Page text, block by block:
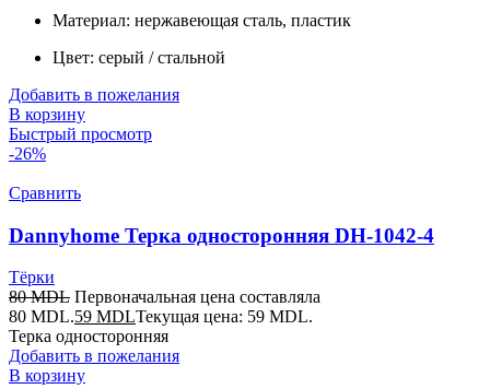
Материал: нержавеющая сталь, пластик
Цвет: серый / стальной
Добавить в пожелания
В корзину
Быстрый просмотр
-26%
Сравнить
Dannyhome Терка односторонняя DH-1042-4
Тёрки
80MDL Первоначальная цена составляла
80 MDL.59 MDLТекущая цена: 59 MDL.
Терка односторонняя
Добавить в пожелания
В корзину